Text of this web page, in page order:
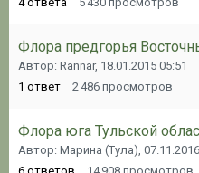
Флора предгорья
Автор: Rannar, 18.01.2015 05:51
1 ответ 2 486 просмотров
Флора юга Тульской
Автор: Марина (Тула),